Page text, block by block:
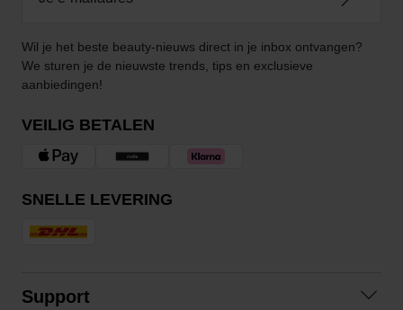
Wil je het beste beauty-nieuws direct in je inbox ontvangen?
We sturen je de nieuwste trends, tips en exclusieve
aanbiedingen!
VEILIG BETALEN
SNELLE LEVERING
Support